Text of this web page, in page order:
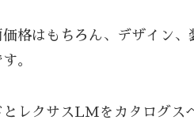
格はもちろん、デザイン
。
レクサスLMをカタログス